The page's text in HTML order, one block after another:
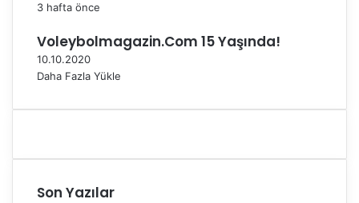
3 hafta önce
Voleybolmagazin.Com 15 Yaşında!
10.10.2020
Daha Fazla Yükle
Son Yazılar